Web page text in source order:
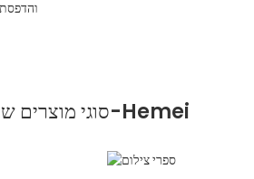
סוגי מוצרים שניתן לייצר ב-Hemei